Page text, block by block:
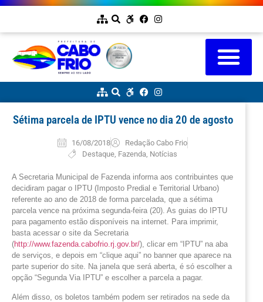
Sétima parcela de IPTU vence no dia 20 de agosto
16/08/2018
Redação Cabo Frio
Destaque, Fazenda Notícias
A Secretaria Municipal de Fazenda informa aos contribuintes que
decidiram pagar o IPTU (Imposto Predial e Territorial Urbano)
referente ao ano de 2018 de forma parcelada, que a sétima
parcela vence na próxima segunda-feira (20). As guias do IPTU
para pagamento estão disponíveis na internet. Para imprimir,
basta acessar o site da Secretaria
(http://www.fazenda.cabofrio.rj.gov.br/), clicar em “IPTU” na aba
de serviços, e depois em “clique aqui” no banner que aparece na
parte superior do site. Na janela que será aberta, é só escolher a
opção “Segunda Via IPTU” e escolher a parcela a pagar.
Além disso, os boletos também podem ser retirados na sede da